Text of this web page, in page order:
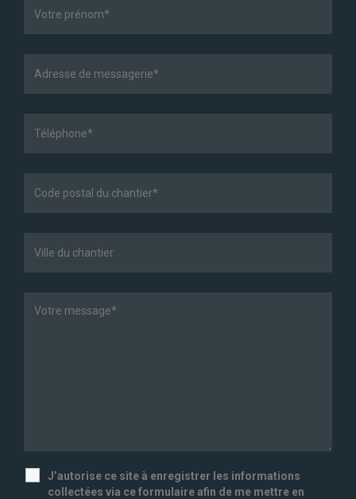
J’autorise ce site à enregistrer les informations
collectées via ce formulaire afin de me mettre en